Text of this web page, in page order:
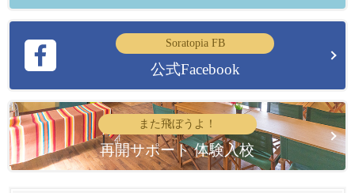
Soratopia FB
公式Facebook
また飛ぼうよ！
再開サポート 体験入校